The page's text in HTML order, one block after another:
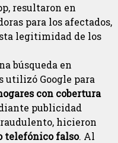
resultaron en
para los afectados,
legitimidad de los
búsqueda en
utilizó Google para
con cobertura
publicidad
hicieron
telefónico falso. Al